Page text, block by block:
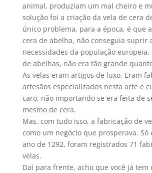
animal, produziam um mal cheiro e
solução foi a criação da vela de cera
único problema, para a época, é que
cera de abelha, não conseguia suprir
necessidades da população
de abelhas, não era tão grande
As velas eram artigos de luxo. Eram
artesãos especializados nesta arte e
caro, não importando se era feita de
mesmo de cera.
Mas, com tudo isso, a fabricação de
como um negócio que prosperava. Só
ano de 1292, foram registrados 71
velas.
Daí para frente, acho que você já tem